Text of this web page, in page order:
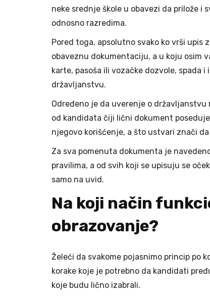
neke srednje škole u obavezi da prilože i
odnosno razredima.
Pored toga, apsolutno svako ko vrši upis
obaveznu dokumentaciju, a u koju osim
karte, pasoša ili vozačke dozvole, spada
državljanstvu.
Određeno je da uverenje o
od kandidata čiji lični dokument
njegovo korišćenje, a što ustvari znači
Za sva pomenuta dokumenta je
pravilima, a od svih koji se upisuju se
samo na uvid.
Na koji način
obrazovanje?
Želeći da svakome pojasnimo princip po
korake koje je potrebno da kandidati
koje budu lično izabrali.